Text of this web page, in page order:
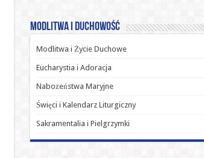
Modlitwa i Duchowość
Modlitwa i Życie Duchowe
Eucharystia i Adoracja
Nabożeństwa Maryjne
Święci i Kalendarz Liturgiczny
Sakramentalia i Pielgrzymki